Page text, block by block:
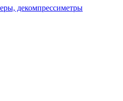
декомпрессиметры